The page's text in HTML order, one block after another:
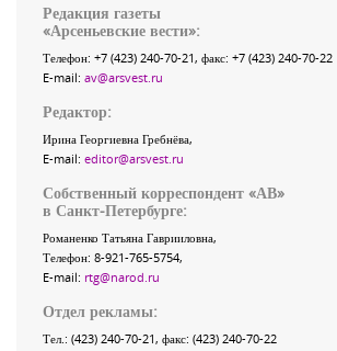
Редакция газеты
«Арсеньевские вести»:
Телефон: +7 (423) 240-70-21, факс: +7 (423) 240-70-22
E-mail: av@arsvest.ru
Редактор:
Ирина Георгиевна Гребнёва,
E-mail: editor@arsvest.ru
Собственный корреспондент «АВ»
в Санкт-Петербурге:
Романенко Татьяна Гаврииловна,
Телефон: 8-921-765-5754,
E-mail: rtg@narod.ru
Отдел рекламы:
Тел.: (423) 240-70-21, факс: (423) 240-70-22